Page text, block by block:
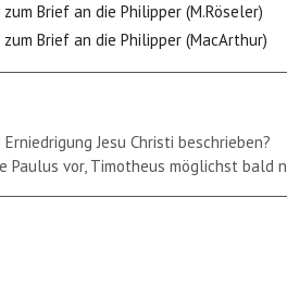
Brief an die Philipper (M.Röseler)
Brief an die Philipper (MacArthur)
Jesu Christi beschrieben?
Paulus vor, Timotheus möglichst bald